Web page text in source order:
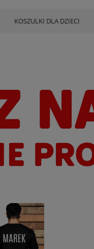
KOSZULKI DLA DZIECI